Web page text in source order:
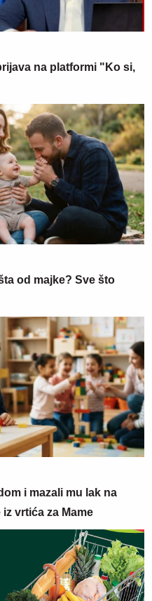
na platformi "Ko si,
od majke? Sve što
i mazali mu lak na
vrtića za Mame